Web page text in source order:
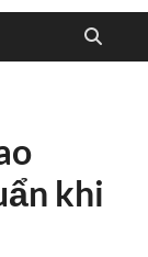
khi